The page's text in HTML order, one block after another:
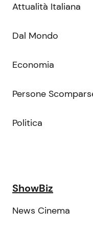
Attualità Italiana
Dal Mondo
Economia
Persone
Politica
ShowBiz
News Cinema